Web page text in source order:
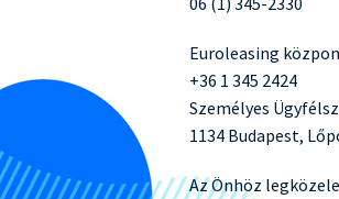
Euroleasing
+36 1 345 2424
Személyes
1134 Budapest,
Az Önhöz